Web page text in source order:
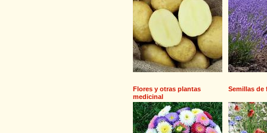
Flores y otras plantas
medicinal
Semillas de